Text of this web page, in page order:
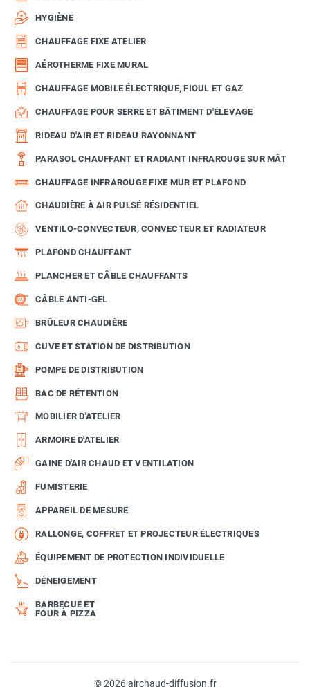
HYGIÈNE
CHAUFFAGE FIXE ATELIER
AÉROTHERME FIXE MURAL
CHAUFFAGE MOBILE ÉLECTRIQUE, FIOUL ET GAZ
CHAUFFAGE POUR SERRE ET BÂTIMENT D'ÉLEVAGE
RIDEAU D'AIR ET RIDEAU RAYONNANT
PARASOL CHAUFFANT ET RADIANT INFRAROUGE SUR MÂT
CHAUFFAGE INFRAROUGE FIXE MUR ET PLAFOND
CHAUDIÈRE À AIR PULSÉ RÉSIDENTIEL
VENTILO-CONVECTEUR, CONVECTEUR ET RADIATEUR
PLAFOND CHAUFFANT
PLANCHER ET CÂBLE CHAUFFANTS
CÂBLE ANTI-GEL
BRÛLEUR CHAUDIÈRE
CUVE ET STATION DE DISTRIBUTION
POMPE DE DISTRIBUTION
BAC DE RÉTENTION
MOBILIER D'ATELIER
ARMOIRE D'ATELIER
GAINE D'AIR CHAUD ET VENTILATION
FUMISTERIE
APPAREIL DE MESURE
RALLONGE, COFFRET ET PROJECTEUR ÉLECTRIQUES
ÉQUIPEMENT DE PROTECTION INDIVIDUELLE
DÉNEIGEMENT
BARBECUE ET
FOUR À PIZZA
© 2026 airchaud-diffusion.fr